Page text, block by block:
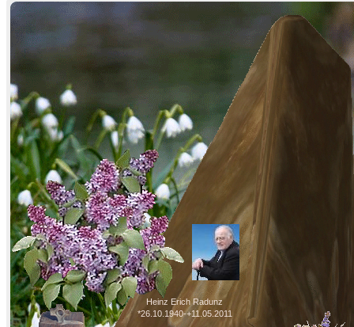
Heinz Erich Radunz
*26.10.1940-+11.05.2011